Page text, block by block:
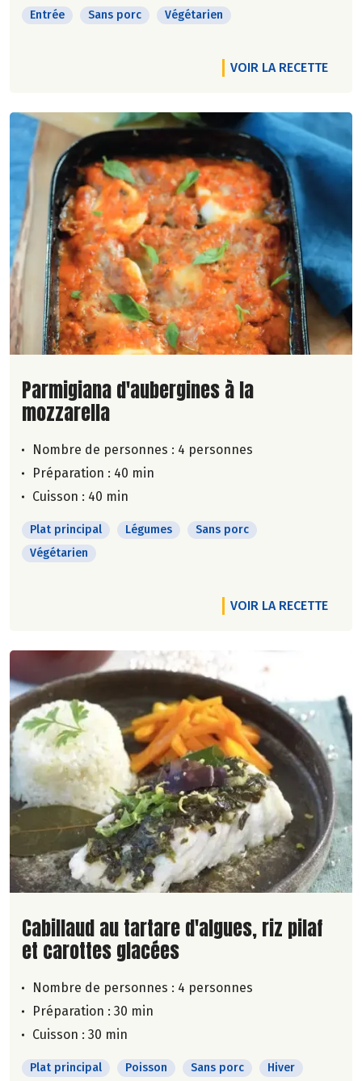
Entrée Sans porc Végétarien
VOIR LA RECETTE
Lire la suite de la recette
Parmigiana d'aubergines à la
mozzarella
Nombre de personnes : 4 personnes
Préparation : 40 min
Cuisson : 40 min
Plat principal Légumes
Sans porc
Végétarien
VOIR LA RECETTE
Lire la suite de la recette
Cabillaud au tartare d'algues, riz pilaf
et carottes glacées
Nombre de personnes : 4 personnes
Préparation : 30 min
Cuisson : 30 min
Plat principal Poisson Sans porc Hiver